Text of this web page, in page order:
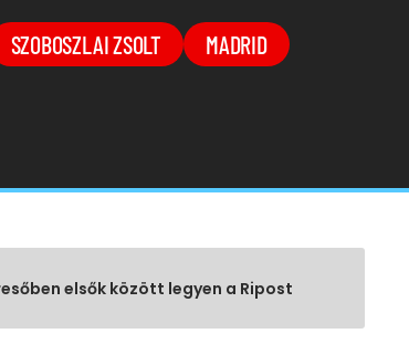
SZOBOSZLAI ZSOLT MADRID
elsők között legyen a Ripost